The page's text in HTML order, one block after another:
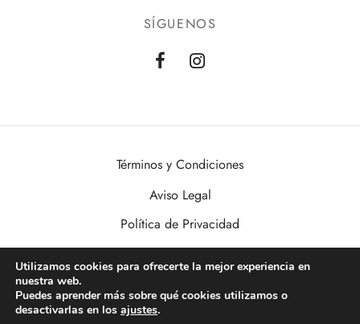
SÍGUENOS
Términos y Condiciones
Aviso Legal
Política de Privacidad
Política de Cookies
VisualDomo | Imagen, Sonido, Informática, Domótica y Seguridad al
alcance de todos. Desde Valencia a toda España.
Utilizamos cookies para ofrecerte la mejor experiencia en
nuestra web.
Puedes aprender más sobre qué cookies utilizamos o
desactivarlas en los ajustes.